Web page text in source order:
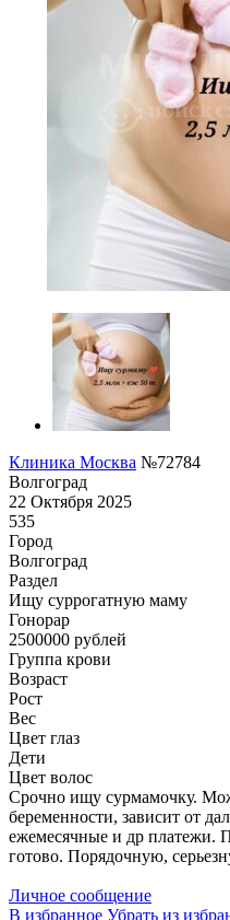
Клиника Москва №72784
Волгоград
22 Октября 2025
535
Город
Волгоград
Раздел
Ищу суррогатную маму
Гонoрар
2500000 рублей
Группа крови
Возраст
Рост
Вес
Цвет глаз
Дети
Цвет волос
Срочно ищу сурмамочку.
беременности, зависит от
ежемесячные и др платежи.
готово. Порядочную,
Личное сообщение
В избранное Убрать из